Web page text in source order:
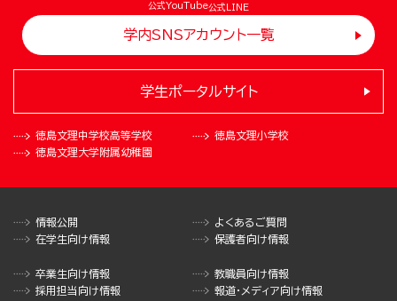
公式YouTube公式LINE
学内SNSアカウント一覧
徳島文理中学校高等学校
徳島文理小学校
徳島文理大学附属幼稚園
学生ポータルサイト
情報公開
よくあるご質問
在学生向け情報
保護者向け情報
卒業生向け情報
教職員向け情報
採用担当向け情報
報道・メディア向け情報